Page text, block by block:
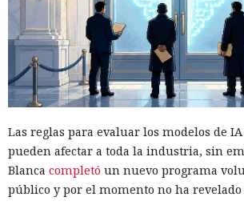
Las reglas para evaluar los modelos de
pueden afectar a toda la industria, sin
Blanca completó un nuevo programa
público y por el momento no ha revelado